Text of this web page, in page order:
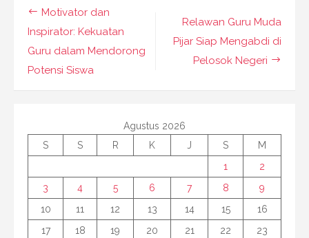
Navigasi
pos
Relawan Guru Muda
Pijar Siap Mengabdi di
Pelosok Negeri
Motivator dan
Inspirator: Kekuatan
Guru dalam Mendorong
Potensi Siswa
Agustus 2026
S
S R K J S
M
1
2
3
4 5 6 7 8
9
10
11 12 13 14 15
16
17
18 19 20 21 22 23